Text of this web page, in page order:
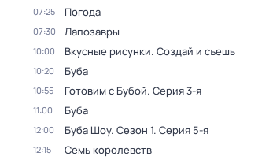
07:25 Погода
07:30 Лапозавры
10:00 Вкусные рисунки. Создай и съешь
10:20 Буба
10:55 Готовим с Бубой. Серия 3-я
11:00 Буба
12:00 Буба Шоу. Сезон 1. Серия 5-я
12:15 Семь королевств